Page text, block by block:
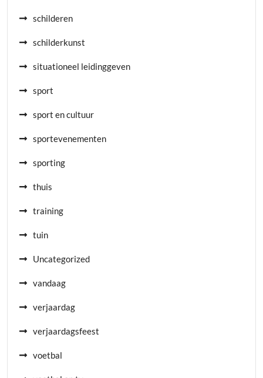
schilderen
schilderkunst
situationeel leidinggeven
sport
sport en cultuur
sportevenementen
sporting
thuis
training
tuin
Uncategorized
vandaag
verjaardag
verjaardagsfeest
voetbal